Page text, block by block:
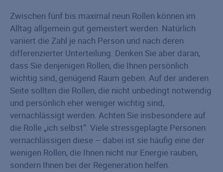
Zwischen fünf bis maximal neun Rollen können im
Alltag allgemein gut gemeistert werden. Natürlich
variiert die Zahl je nach Person und nach deren
differenzierter Unterteilung. Denken Sie aber daran,
dass Sie denjenigen Rollen, die Ihnen persönlich
wichtig sind, genügend Raum geben. Auf der anderen
Seite sollten die Rollen, die nicht unbedingt notwendig
und persönlich eher weniger wichtig sind,
vernachlässigt werden. Achten Sie insbesondere auf
die Rolle „ich selbst“. Viele stressgeplagte Personen
vernachlässigen diese – dabei ist sie häufig eine der
wenigen Rollen, die Ihnen nicht nur Energie rauben,
sondern Ihnen bei der Regeneration helfen.